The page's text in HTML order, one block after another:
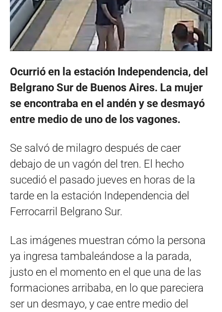
Ocurrió en la estación Independencia, del
Belgrano Sur de Buenos Aires. La mujer
se encontraba en el andén y se desmayó
entre medio de uno de los vagones.
Se salvó de milagro después de caer
debajo de un vagón del tren. El hecho
sucedió el pasado jueves en horas de la
tarde en la estación Independencia del
Ferrocarril Belgrano Sur.
Las imágenes muestran cómo la persona
ya ingresa tambaleándose a la parada,
justo en el momento en el que una de las
formaciones arribaba, en lo que pareciera
ser un desmayo, y cae entre medio del